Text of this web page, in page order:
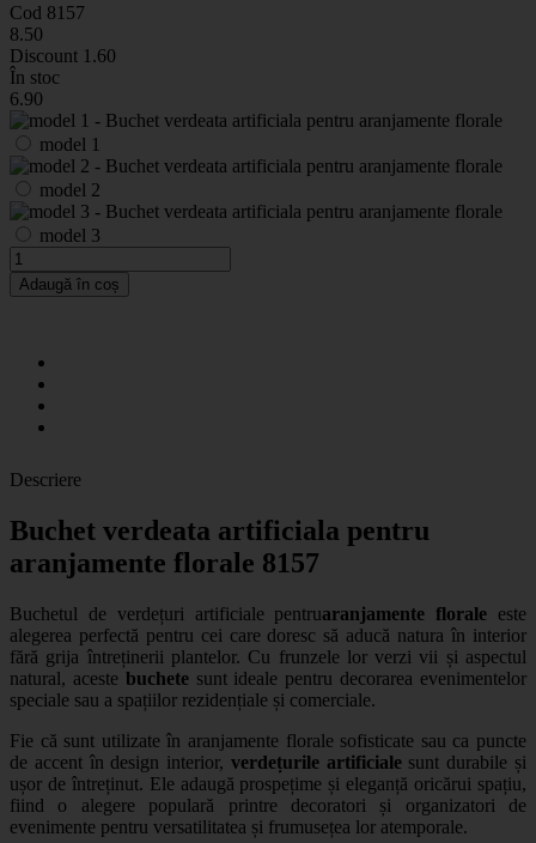
Cod 8157
8.50
Discount 1.60
În stoc
6.90
model 1
model 2
model 3
Adaugă în coș
Descriere
Buchet verdeata artificiala pentru
aranjamente florale 8157
Buchetul de verdețuri artificiale pentruaranjamente florale este
alegerea perfectă pentru cei care doresc să aducă natura în interior
fără grija întreținerii plantelor. Cu frunzele lor verzi vii și aspectul
natural, aceste buchetesunt ideale pentru decorarea evenimentelor
speciale sau a spațiilor rezidențiale și comerciale.
Fie că sunt utilizate în aranjamente floralesofisticate sau ca puncte
de accent în design interior, verdețurile artificialesunt durabile și
ușor de întreținut. Ele adaugă prospețime și eleganță oricărui spațiu,
fiind o alegere populară printre decoratori și organizatori de
evenimente pentru versatilitatea și frumusețea lor atemporale.